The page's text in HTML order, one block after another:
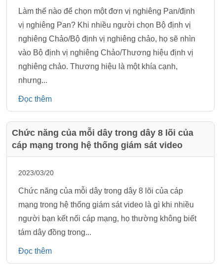
Làm thế nào để chọn một đơn vị nghiêng Pan/định
vị nghiêng Pan? Khi nhiều người chọn Bộ định vị
nghiêng Chảo/Bộ định vị nghiêng chảo, họ sẽ nhìn
vào Bộ định vị nghiêng Chảo/Thương hiệu định vị
nghiêng chảo. Thương hiệu là một khía cạnh,
nhưng...
Đọc thêm
Chức năng của mỗi dây trong dây 8 lõi của
cáp mạng trong hệ thống giám sát video
2023/03/20
Chức năng của mỗi dây trong dây 8 lõi của cáp
mạng trong hệ thống giám sát video là gì khi nhiều
người bạn kết nối cáp mạng, họ thường không biết
tám dây đồng trong...
Đọc thêm